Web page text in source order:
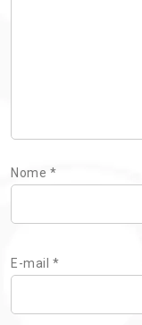
Nome *
E-mail *